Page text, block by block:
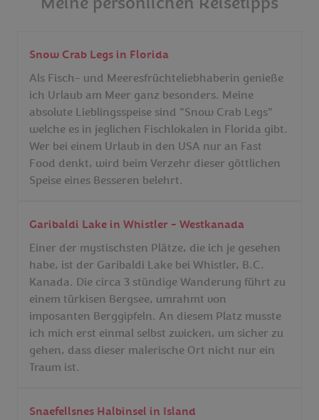
Snow Crab Legs in Florida
Als Fisch- und Meeresfrüchteliebhaberin genieße
ich Urlaub am Meer ganz besonders. Meine
absolute Lieblingsspeise sind "Snow Crab Legs"
welche es in jeglichen Fischlokalen in Florida gibt.
Wer bei einem Urlaub in den USA nur an Fast
Food denkt, wird beim Verzehr dieser göttlichen
Speise eines Besseren belehrt.
Garibaldi Lake in Whistler - Westkanada
Einer der mystischsten Plätze, die ich je gesehen
habe, ist der Garibaldi Lake bei Whistler, B.C.
Kanada. Die circa 3 stündige Wanderung führt zu
einem türkisen Bergsee, umrahmt von
imposanten Berggipfeln. An diesem Platz musste
ich mich erst einmal selbst zwicken, um sicher zu
gehen, dass dieser malerische Ort nicht nur ein
Traum ist.
Snaefellsnes Halbinsel in Island